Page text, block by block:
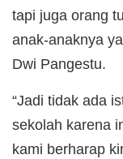
tapi juga orang
anak-anaknya
Dwi Pangestu.
“Jadi tidak ada
sekolah karena
kami berharap